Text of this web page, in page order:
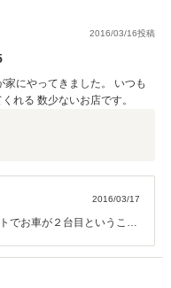
2016/03/16投稿
にやってきました。 いつも
れる 数少ないお店です。
2016/03/17
でお車が２台目ということ
ます。